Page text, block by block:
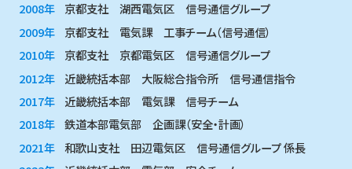
2008年
京都支社 湖西電気区 信号通信グループ
2009年
京都支社 電気課 工事チーム（信号通信）
2010年
京都支社 京都電気区 信号通信グループ
2012年
近畿統括本部 大阪総合指令所 信号通信指令
2017年
近畿統括本部 電気課 信号チーム
2018年 鉄道本部電気部 企画課（安全・計画）
2021年 和歌山支社 田辺電気区 信号通信グループ 係長